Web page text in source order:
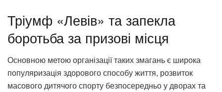
Тріумф «Левів» та запекла
боротьба за призові місця
Основною метою організації таких змагань є широка
популяризація здорового способу життя, розвиток
масового дитячого спорту безпосередньо у дворах та